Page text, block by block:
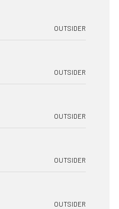
OUTSIDER
OUTSIDER
OUTSIDER
OUTSIDER
OUTSIDER